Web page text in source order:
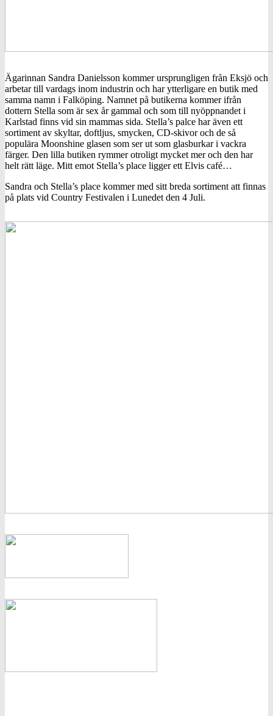
Ägarinnan Sandra Danielsson kommer ursprungligen från Eksjö och
arbetar till vardags inom industrin och har ytterligare en butik med
samma namn i Falköping. Namnet på butikerna kommer ifrån
dottern Stella som är sex år gammal och som till nyöppnandet i
Karlstad finns vid sin mammas sida. Stella’s palce har även ett
sortiment av skyltar, doftljus, smycken, CD-skivor och de så
populära Moonshine glasen som ser ut som glasburkar i vackra
färger. Den lilla butiken rymmer otroligt mycket mer och den har
helt rätt läge. Mitt emot Stella’s place ligger ett Elvis café…
Sandra och Stella’s place kommer med sitt breda sortiment att finnas
på plats vid Country Festivalen i Lunedet den 4 Juli.